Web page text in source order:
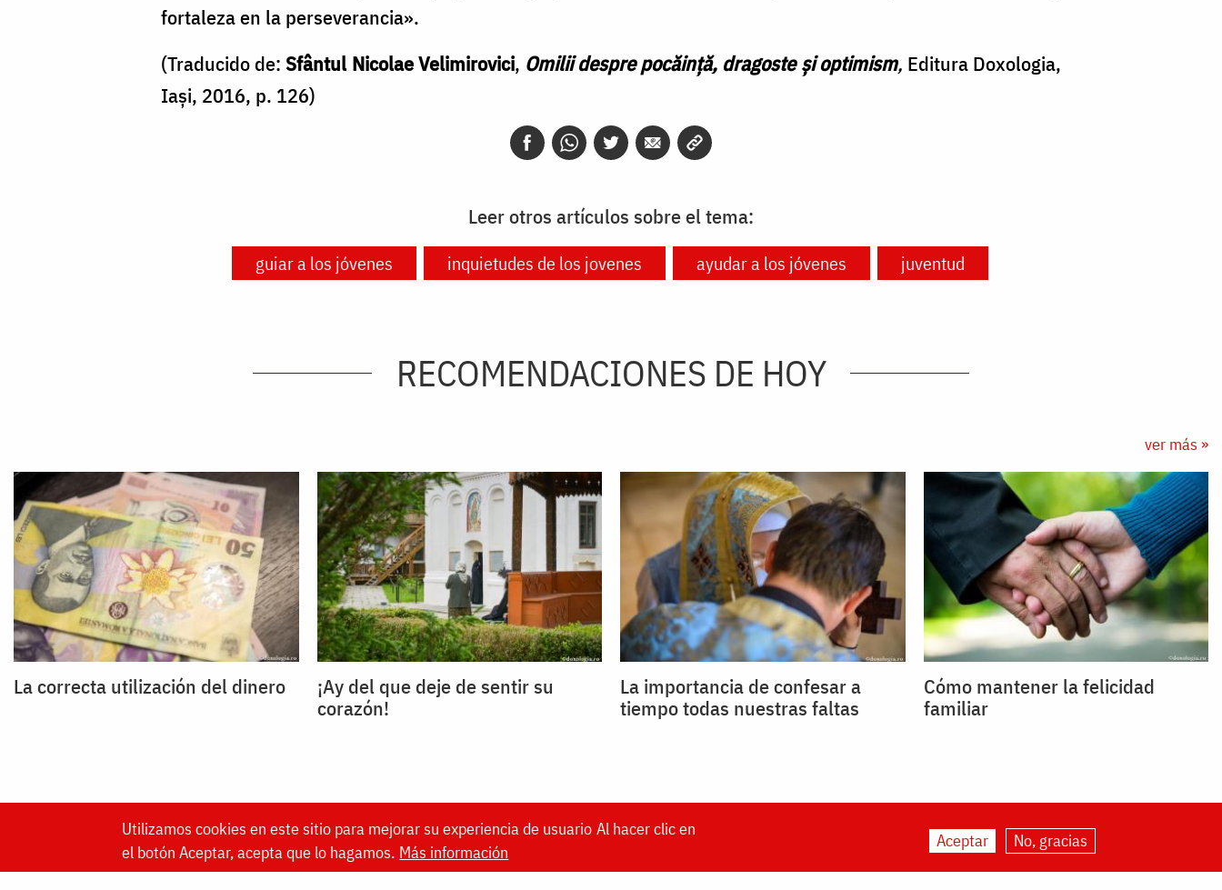
fortaleza en la perseverancia».
(Traducido de:Sfântul Nicolae Velimirovici, Omilii despre pocăință, dragoste și optimism, Editura Doxologia,
Iași, 2016, p. 126)
Leer otros artículos sobre el tema:
guiar a los jóvenes inquietudes de los jovenes ayudar a los jóvenes juventud
RECOMENDACIONES DE HOY
ver más »
La correcta utilización del dinero
¡Ay del que deje de sentir su
corazón!
La importancia de confesar a
tiempo todas nuestras faltas
Cómo mantener la felicidad
familiar
Website made byDOXOLOGIA MEDIA
Utilizamos cookies en este sitio para mejorar su experiencia de usuario Al hacer clic en
el botón Aceptar, acepta que lo hagamos. Más información
Aceptar No, gracias